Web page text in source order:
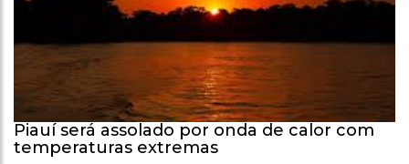
Piauí será assolado por onda de calor com
temperaturas extremas